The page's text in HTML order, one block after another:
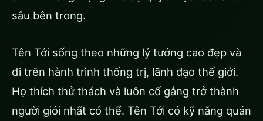
sâu bên trong.
Tên Tới sống theo những lý tưởng cao đẹp và
đi trên hành trình thống trị, lãnh đạo thế giới.
Họ thích thử thách và luôn cố gắng trở thành
người giỏi nhất có thể. Tên Tới có kỹ năng quản